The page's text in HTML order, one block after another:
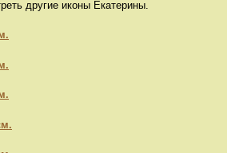
другие иконы Екатерины.